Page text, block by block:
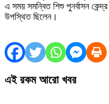
এ সময় সমন্বিত শিশু পুনর্বাসন কেন্দ্র
উপস্থিত ছিলেন।
এই রকম আরো খবর